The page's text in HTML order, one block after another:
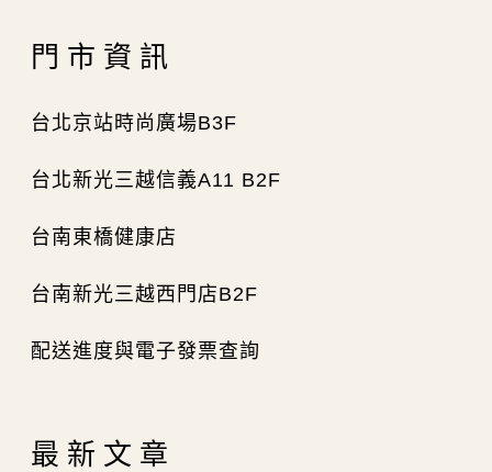
門市資訊
台北京站時尚廣場B3F
台北新光三越信義A11 B2F
台南東橋健康店
台南新光三越西門店B2F
配送進度與電子發票查詢
最新文章